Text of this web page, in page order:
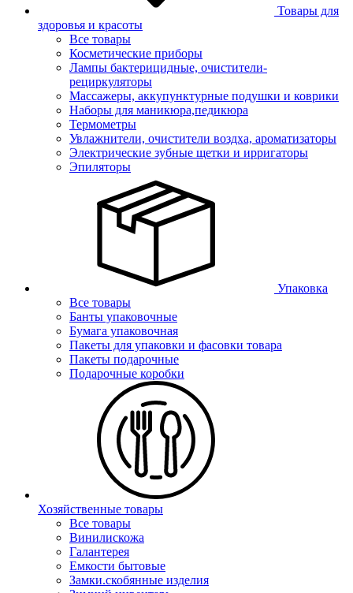
Товары для
здоровья и красоты
Все товары
Косметические приборы
Лампы бактерицидные, очистители-
рециркуляторы
Массажеры, аккупунктурные подушки и коврики
Наборы для маникюра,педикюра
Термометры
Увлажнители, очистители воздха, ароматизаторы
Электрические зубные щетки и ирригаторы
Эпиляторы
Упаковка
Все товары
Банты упаковочные
Бумага упаковочная
Пакеты для упаковки и фасовки товара
Пакеты подарочные
Подарочные коробки
Хозяйственные товары
Все товары
Винилискожа
Галантерея
Емкости бытовые
Замки.скобянные изделия